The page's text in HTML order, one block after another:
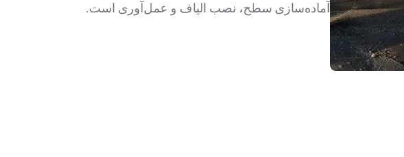
آماده‌سازی سطح، نصب الیاف و عمل‌آوری است.